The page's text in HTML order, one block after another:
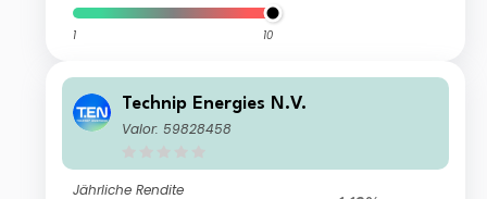
1 10
Technip Energies N.V.
Valor: 59828458
Jährliche Rendite